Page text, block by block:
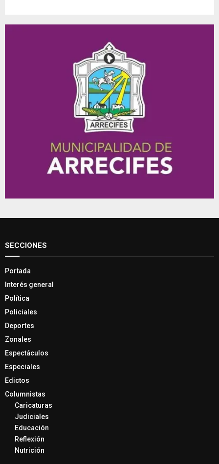
SECCIONES
Portada
Interés general
Política
Policiales
Deportes
Zonales
Espectáculos
Especiales
Edictos
Columnistas
Caricaturas
Judiciales
Educación
Reflexión
Nutrición